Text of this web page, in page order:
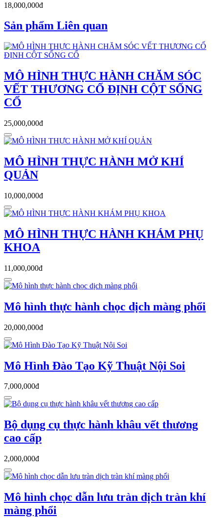
18,000,000đ
Sản phẩm Liên quan
MÔ HÌNH THỰC HÀNH CHĂM SÓC
VẾT THƯƠNG CỐ ĐỊNH CỘT SỐNG
CỔ
25,000,000đ
MÔ HÌNH THỰC HÀNH MỞ KHÍ
QUẢN
10,000,000đ
MÔ HÌNH THỰC HÀNH KHÁM PHỤ
KHOA
11,000,000đ
Mô hình thực hành chọc dịch màng phổi
20,000,000đ
Mô Hình Đào Tạo Kỹ Thuật Nội Soi
7,000,000đ
Bộ dụng cụ thực hành khâu vết thương
cao cấp
2,000,000đ
Mô hình chọc dẫn lưu tràn dịch tràn khí
màng phổi